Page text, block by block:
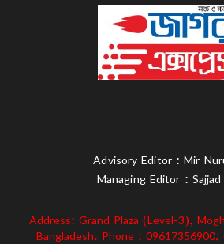
Advisory Editor : Mir
Managing Editor : Sajjad
Address: Grand Plaza (Level-3),
Bangladesh. Phone :